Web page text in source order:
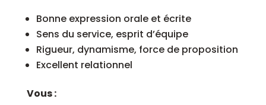
Bonne expression orale et écrite
Sens du service, esprit d’équipe
Rigueur, dynamisme, force de proposition
Excellent relationnel
Vous :